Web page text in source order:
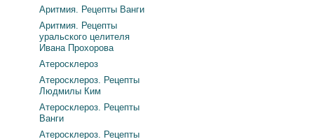
Аритмия. Рецепты Ванги
Аритмия. Рецепты
уральского целителя
Ивана Прохорова
Атеросклероз
Атеросклероз. Рецепты
Людмилы Ким
Атеросклероз. Рецепты
Ванги
Атеросклероз. Рецепты